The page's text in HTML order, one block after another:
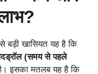
खासियत यह है कि
(समय से पहले
इसका मतलब यह है कि